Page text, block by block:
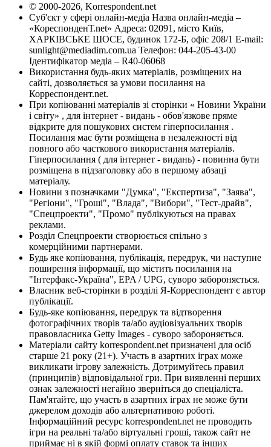
© 2000-2026, Korrespondent.net
Суб'єкт у сфері онлайн-медіа Назва онлайн-медіа –
«КореспонденТ.net» Адреса: 02091, місто Київ,
ХАРКІВСЬКЕ ШОСЕ, будинок 172-Б, офіс 208/1 E-mail:
sunlight@mediadim.com.ua Телефон: 044-205-43-00
Ідентифікатор медіа – R40-06068
Використання будь-яких матеріалів, розміщених на
сайті, дозволяється за умови посилання на
Корреспондент.net.
При копіюванні матеріалів зі сторінки « Новини України
і світу» , для інтернет - видань - обов'язкове пряме
відкрите для пошукових систем гіперпосилання .
Посилання має бути розміщена в незалежності від
повного або часткового використання матеріалів.
Гіперпосилання ( для інтернет - видань) - повинна бути
розміщена в підзаголовку або в першому абзаці
матеріалу.
Новини з позначками "Думка", "Експертиза", "Заява",
"Регіони", "Гроші", "Влада", "Вибори", "Тест-драйв",
"Спецпроекти", "Промо" публікуються на правах
реклами.
Розділ Спецпроекти створюється спільно з
комерційними партнерами.
Будь яке копіювання, публікація, передрук, чи наступне
поширення інформації, що містить посилання на
"Інтерфакс-Україна", EPA / UPG, суворо забороняється.
Власник веб-сторінки в розділі Я-Корреспондент є автор
публікації.
Будь-яке копіювання, передрук та відтворення
фотографічних творів та/або аудіовізуальних творів
правовласника Getty Images - суворо забороняється.
Матеріали сайту korrespondent.net призначені для осіб
старше 21 року (21+). Участь в азартних іграх може
викликати ігрову залежність. Дотримуйтесь правил
(принципів) відповідальної гри. При виявленні перших
ознак залежності негайно зверніться до спеціаліста.
Пам'ятайте, що участь в азартних іграх не може бути
джерелом доходів або альтернативою роботі.
Інформаційний ресурс korrespondent.net не проводить
ігри на реальні та/або віртуальні гроші, також сайт не
приймає ні в якій формі оплату ставок та інших